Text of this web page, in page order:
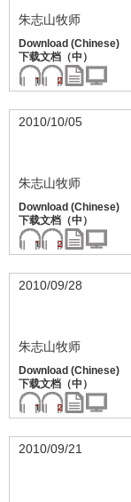
朱志山牧师
2010/10/05
朱志山牧师
2010/09/28
朱志山牧师
2010/09/21